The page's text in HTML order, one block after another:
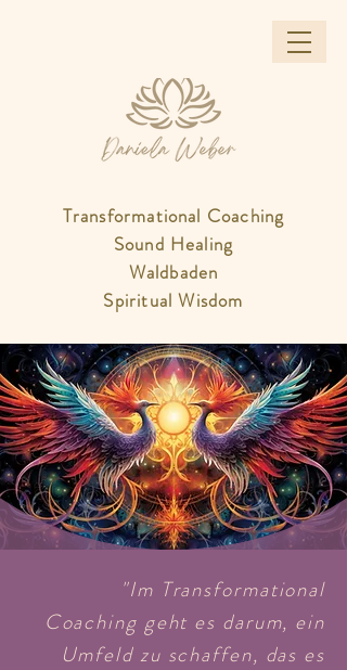
Transformational Coaching
Sound Healing
Waldbaden
Spiritual Wisdom
"Im Transformational
Coaching geht es darum, ein
Umfeld zu schaffen, das es